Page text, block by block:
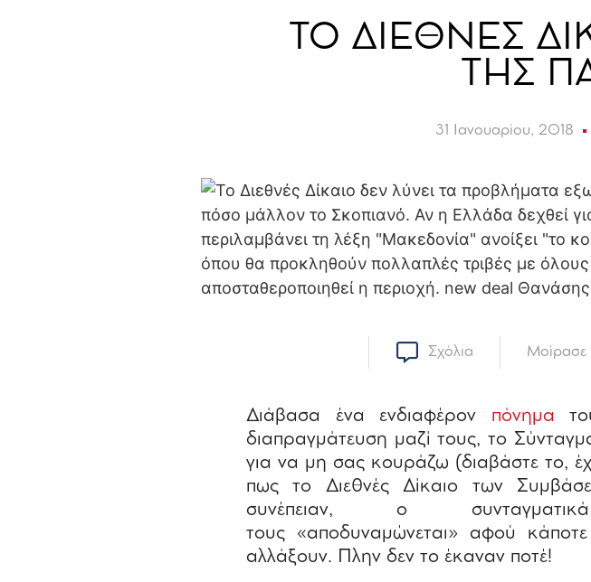
ΤΟ ΔΙΕΘΝΕΣ
ΤΗΣ
31 Ιανουαρίου, 2018
Σχόλια Μοίρασε
Διάβασα ένα ενδιαφέρον πόνημα
διαπραγμάτευση μαζί τους, το
για να μη σας κουράζω (διαβάστε το,
πως το Διεθνές Δίκαιο των
συνέπειαν, ο
τους «αποδυναμώνεται» αφού
αλλάξουν. Πλην δεν το έκαναν ποτέ!